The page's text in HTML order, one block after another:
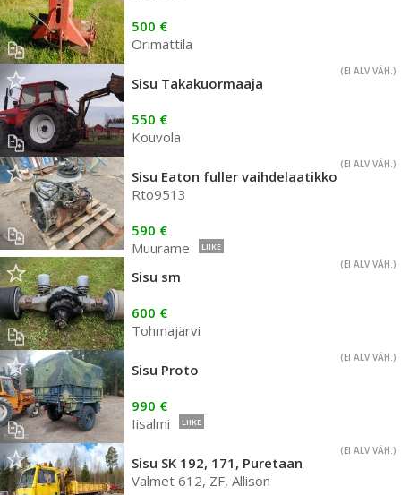
500 €
Orimattila
(EI ALV VÄH.)
Sisu Takakuormaaja
550 €
Kouvola
(EI ALV VÄH.)
Sisu Eaton fuller vaihdelaatikko
Rto9513
590 €
Muurame
LIIKE
(EI ALV VÄH.)
Sisu sm
600 €
Tohmajärvi
(EI ALV VÄH.)
Sisu Proto
990 €
Iisalmi
LIIKE
(EI ALV VÄH.)
Sisu SK 192, 171, Puretaan
Valmet 612, ZF, Allison